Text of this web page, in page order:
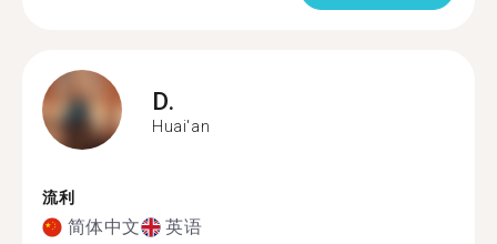
D.
Huai'an
流利
简体中文 英语